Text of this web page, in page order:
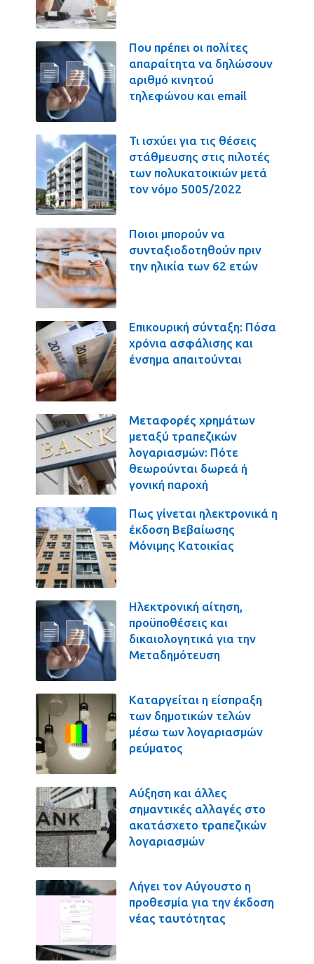
Που πρέπει οι πολίτες
απαραίτητα να δηλώσουν
αριθμό κινητού
τηλεφώνου και email
Τι ισχύει για τις θέσεις
στάθμευσης στις πιλοτές
των πολυκατοικιών μετά
τον νόμο 5005/2022
Ποιοι μπορούν να
συνταξιοδοτηθούν πριν
την ηλικία των 62 ετών
Επικουρική σύνταξη: Πόσα
χρόνια ασφάλισης και
ένσημα απαιτούνται
Μεταφορές χρημάτων
μεταξύ τραπεζικών
λογαριασμών: Πότε
θεωρούνται δωρεά ή
γονική παροχή
Πως γίνεται ηλεκτρονικά η
έκδοση Βεβαίωσης
Μόνιμης Κατοικίας
Ηλεκτρονική αίτηση,
προϋποθέσεις και
δικαιολογητικά για την
Μεταδημότευση
Καταργείται η είσπραξη
των δημοτικών τελών
μέσω των λογαριασμών
ρεύματος
Αύξηση και άλλες
σημαντικές αλλαγές στο
ακατάσχετο τραπεζικών
λογαριασμών
Λήγει τον Αύγουστο η
προθεσμία για την έκδοση
νέας ταυτότητας